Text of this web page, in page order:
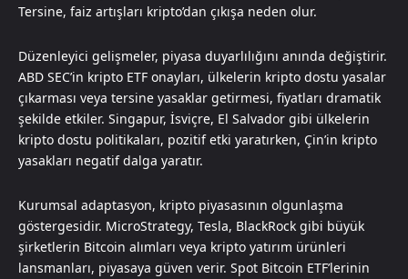
Tersine, faiz artışları kripto’dan çıkışa neden olur.
Düzenleyici gelişmeler, piyasa duyarlılığını anında değiştirir.
ABD SEC’in kripto ETF onayları, ülkelerin kripto dostu yasalar
çıkarması veya tersine yasaklar getirmesi, fiyatları dramatik
şekilde etkiler. Singapur, İsviçre, El Salvador gibi ülkelerin
kripto dostu politikaları, pozitif etki yaratırken, Çin’in kripto
yasakları negatif dalga yaratır.
Kurumsal adaptasyon, kripto piyasasının olgunlaşma
göstergesidir. MicroStrategy, Tesla, BlackRock gibi büyük
şirketlerin Bitcoin alımları veya kripto yatırım ürünleri
lansmanları, piyasaya güven verir. Spot Bitcoin ETF’lerinin